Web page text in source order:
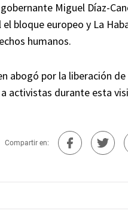
Miguel Díaz-
bloque europeo y La
humanos.
abogó por la liberación de
activistas durante esta
Compartir en: